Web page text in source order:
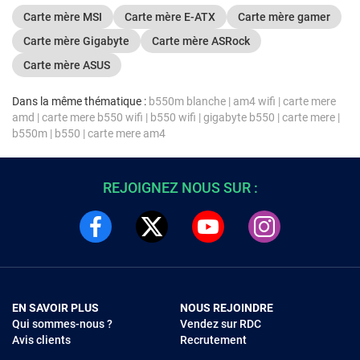
Carte mère MSI Carte mère E-ATX
Carte mère gamer
Carte mère Gigabyte
Carte mère ASRock
Carte mère ASUS
Dans la même thématique : b550m blanche | am4 wifi | carte mere
amd | carte mere b550 wifi | b550 wifi | gigabyte b550 | carte mere |
b550m | b550 | carte mere am4
REJOIGNEZ NOUS SUR :
EN SAVOIR PLUS
Qui sommes-nous ?
Avis clients
NOUS REJOINDRE
Vendez sur RDC
Recrutement